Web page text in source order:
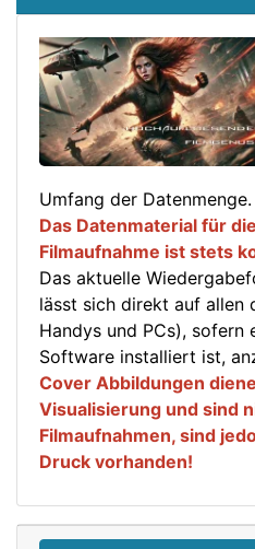
Umfang der Datenmenge.
Das Datenmaterial für
Filmaufnahme ist stets
Das aktuelle
lässt sich direkt auf allen
Handys und PCs), sofern
Software installiert ist,
Cover Abbildungen
Visualisierung und sind
Filmaufnahmen, sind
Druck vorhanden!